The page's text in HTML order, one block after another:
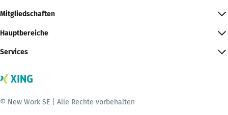
Mitgliedschaften
Hauptbereiche
Services
© New Work SE | Alle Rechte vorbehalten